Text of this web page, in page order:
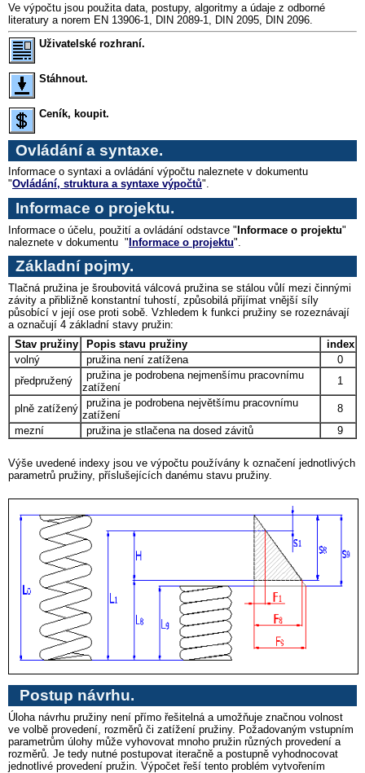
Ve výpočtu jsou použita data, postupy, algoritmy a údaje z odborné
literatury a norem EN 13906-1, DIN 2089-1, DIN 2095, DIN 2096.
Uživatelské rozhraní.
Stáhnout.
Ceník, koupit.
Ovládání a syntaxe.
Informace o syntaxi a ovládání výpočtu naleznete v dokumentu
"Ovládání, struktura a syntaxe výpočtů".
Informace o projektu.
Informace o účelu, použití a ovládání odstavce "Informace o projektu"
naleznete v dokumentu "Informace o projektu".
Základní pojmy.
Tlačná pružina je šroubovitá válcová pružina se stálou vůlí mezi činnými
závity a přibližně konstantní tuhostí, způsobilá přijímat vnější síly
působící v její ose proti sobě. Vzhledem k funkci pružiny se rozeznávají
a označují 4 základní stavy pružin:
Stav pružiny
Popis stavu pružiny
index
volný
pružina není zatížena
0
předpružený
pružina je podrobena nejmenšímu pracovnímu
zatížení
1
plně zatížený
pružina je podrobena největšímu pracovnímu
zatížení
8
mezní
pružina je stlačena na dosed závitů 9
Výše uvedené indexy jsou ve výpočtu používány k označení jednotlivých
parametrů pružiny, příslušejících danému stavu pružiny.
Postup návrhu.
Úloha návrhu pružiny není přímo řešitelná a umožňuje značnou volnost
ve volbě provedení, rozměrů či zatížení pružiny. Požadovaným vstupním
parametrům úlohy může vyhovovat mnoho pružin různých provedení a
rozměrů. Je tedy nutné postupovat iteračně a postupně vyhodnocovat
jednotlivé provedení pružin. Výpočet řeší tento problém vytvořením